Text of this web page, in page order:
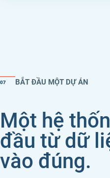
07 BẮT ĐẦU MỘT DỰ ÁN
Một hệ
đầu từ dữ
vào đúng.